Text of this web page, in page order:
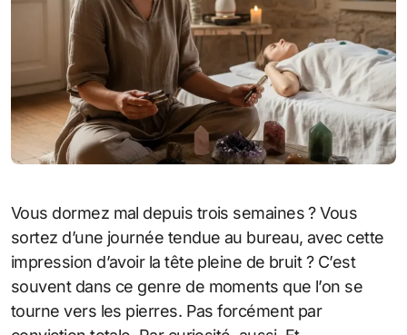
Vous dormez mal depuis trois semaines ? Vous
sortez d’une journée tendue au bureau, avec cette
impression d’avoir la tête pleine de bruit ? C’est
souvent dans ce genre de moments que l’on se
tourne vers les pierres. Pas forcément par